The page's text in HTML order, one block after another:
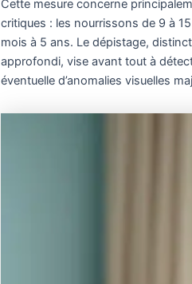
Cette mesure concerne
critiques : les nourrissons de 9 à
mois à 5 ans. Le dépistage,
approfondi, vise avant tout à
éventuelle d’anomalies visuelles